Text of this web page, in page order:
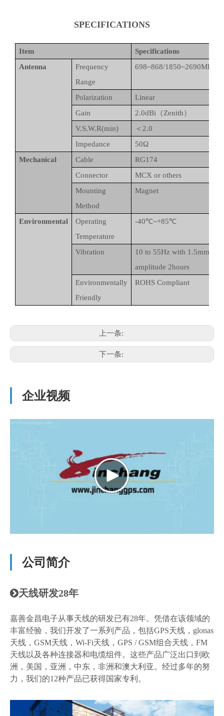
SPECIFICATIONS
Item
Specifications
Antenna
Frequency
Range
698~868/1850~2690MHz
Polarization
Linear
Gain
2.0dBi（Zenith）
V.S.W.R(min)
＜2.0
Impedance
50Ω
Mechanical
Cable
RG174
Connector
MCX or others
Mounting
Method
Magnet
Environmental
Operating
Temperature
-40℃~+85℃
Vibration
10 to 55Hz with 1.5mm
amplitude 2hours
Environmentally
Friendly
ROHS Compliant
上一条:
下一条:
企业视频
公司简介
天线研发28年
嘉善金昌电子从事天线的研发已有28年。凭借在该领域的
丰富经验，我们开发了一系列产品，包括GPS天线，glonas
天线，GSM天线，Wi-Fi天线，GPS / GSM组合天线，FM
天线以及各种连接器和电缆组件。这些产品广泛出口到欧
洲，美国，亚洲，中东，非洲和澳大利亚。经过多年的努
力，我们的12种产品已获得国家专利。